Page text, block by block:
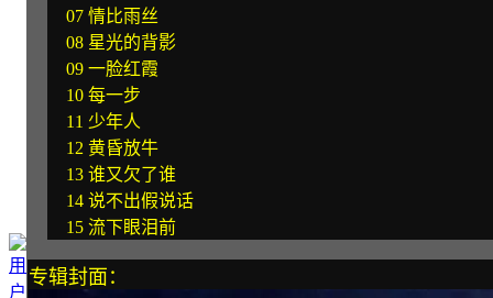
07 情比雨丝
08 星光的背影
09 一脸红霞
10 每一步
11 少年人
12 黄昏放牛
13 谁又欠了谁
14 说不出假说话
15 流下眼泪前
专辑封面：